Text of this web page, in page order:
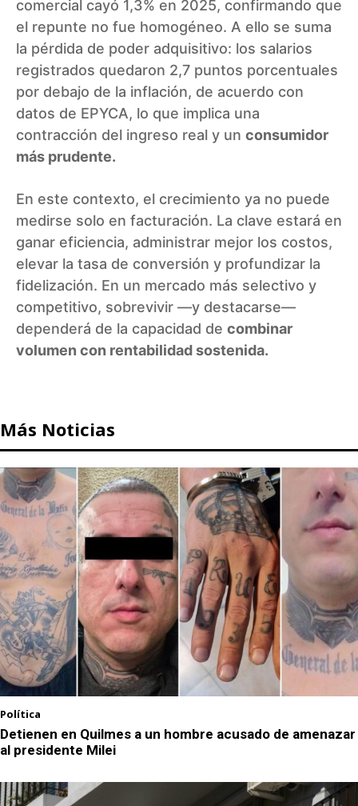
comercial cayó 1,3% en 2025, confirmando que
el repunte no fue homogéneo. A ello se suma
la pérdida de poder adquisitivo: los salarios
registrados quedaron 2,7 puntos porcentuales
por debajo de la inflación, de acuerdo con
datos de EPYCA, lo que implica una
contracción del ingreso real y un consumidor
más prudente.
En este contexto, el crecimiento ya no puede
medirse solo en facturación. La clave estará en
ganar eficiencia, administrar mejor los costos,
elevar la tasa de conversión y profundizar la
fidelización. En un mercado más selectivo y
competitivo, sobrevivir —y destacarse—
dependerá de la capacidad de combinar
volumen con rentabilidad sostenida.
Más Noticias
Política
Detienen en Quilmes a un hombre acusado de amenazar
al presidente Milei